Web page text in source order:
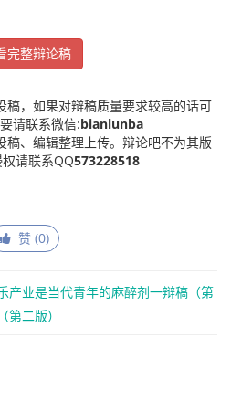
完整辩论稿
稿，如果对辩稿质量要求较高的话可
请联系微信:bianlunba
稿、编辑整理上传。辩论吧不为其版
请联系QQ573228518
赞 (0)
产业是当代青年的麻醉剂一辩稿（第
二版）